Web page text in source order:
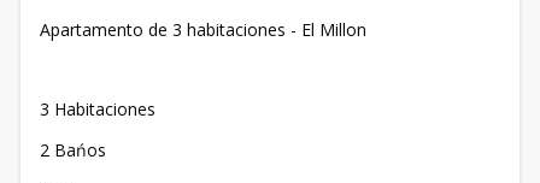
Apartamento de 3 habitaciones - El Millon
3 Habitaciones
2 Bańos